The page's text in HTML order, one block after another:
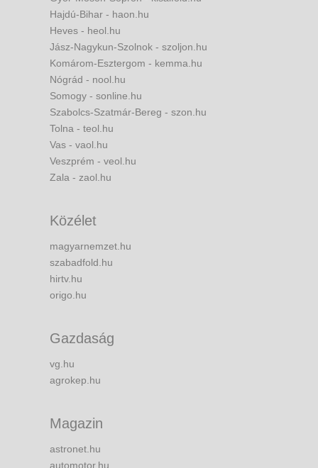
Hajdú-Bihar - haon.hu
Heves - heol.hu
Jász-Nagykun-Szolnok - szoljon.hu
Komárom-Esztergom - kemma.hu
Nógrád - nool.hu
Somogy - sonline.hu
Szabolcs-Szatmár-Bereg - szon.hu
Tolna - teol.hu
Vas - vaol.hu
Veszprém - veol.hu
Zala - zaol.hu
Közélet
magyarnemzet.hu
szabadfold.hu
hirtv.hu
origo.hu
Gazdaság
vg.hu
agrokep.hu
Magazin
astronet.hu
automotor.hu